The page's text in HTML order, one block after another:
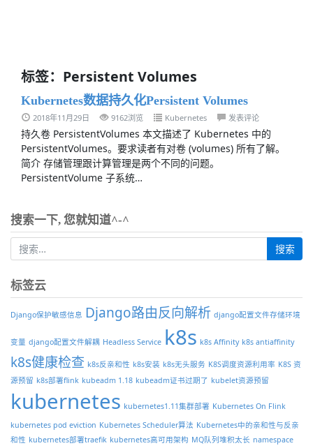
标签：Persistent Volumes
Kubernetes数据持久化Persistent Volumes
2018年11月29日 9162浏览 Kubernetes 发表评论
持久卷 PersistentVolumes 本文描述了 Kubernetes 中的
PersistentVolumes。要求读者有对卷 (volumes) 所有了解。
简介 存储管理跟计算管理是两个不同的问题。
PersistentVolume 子系统…
搜索一下, 您就知道^-^
标签云
Django保护敏感信息 Django路由反向解析 django配置文件存储环境
变量 django配置文件解耦 Headless Service k8s k8s Affinity k8s antiaffinity
k8s健康检查 k8s反亲和性 k8s安装 k8s无头服务 K8S调度资源利用率 K8S 资
源预留 k8s部署flink kubeadm 1.18 kubeadm证书过期了 kubelet资源预留
kubernetes kubernetes1.11集群部署 Kubernetes On Flink
kubernetes pod eviction Kubernetes Scheduler算法 Kubernetes中的亲和性与反亲
和性 kubernetes部署traefik kubernetes高可用架构 MQ队列堆积太长 namespace